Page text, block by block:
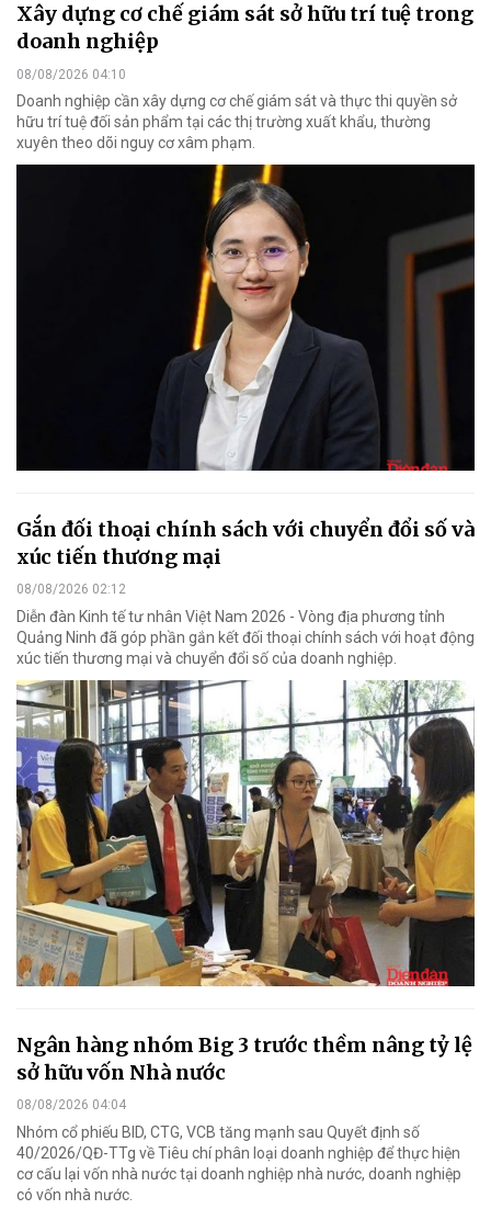
Xây dựng cơ chế giám sát sở hữu trí tuệ trong
doanh nghiệp
08/08/2026 04:10
Doanh nghiệp cần xây dựng cơ chế giám sát và thực thi quyền sở
hữu trí tuệ đối sản phẩm tại các thị trường xuất khẩu, thường
xuyên theo dõi nguy cơ xâm phạm.
Gắn đối thoại chính sách với chuyển đổi số và
xúc tiến thương mại
08/08/2026 02:12
Diễn đàn Kinh tế tư nhân Việt Nam 2026 - Vòng địa phương tỉnh
Quảng Ninh đã góp phần gắn kết đối thoại chính sách với hoạt động
xúc tiến thương mại và chuyển đổi số của doanh nghiệp.
Ngân hàng nhóm Big 3 trước thềm nâng tỷ lệ
sở hữu vốn Nhà nước
08/08/2026 04:04
Nhóm cổ phiếu BID, CTG, VCB tăng mạnh sau Quyết định số
40/2026/QĐ-TTg về Tiêu chí phân loại doanh nghiệp để thực hiện
cơ cấu lại vốn nhà nước tại doanh nghiệp nhà nước, doanh nghiệp
có vốn nhà nước.